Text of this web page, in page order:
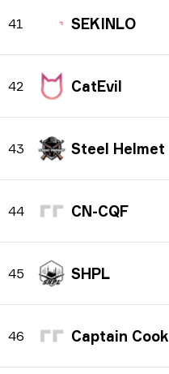
41 SEKINLO
42 CatEvil
43 Steel Helmet
44 CN-CQF
45 SHPL
46 Captain Cook